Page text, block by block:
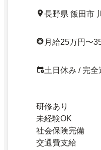
長野県 飯田市
月給25万円〜
土日休み / 完全
研修あり
未経験OK
社会保険完備
交通費支給